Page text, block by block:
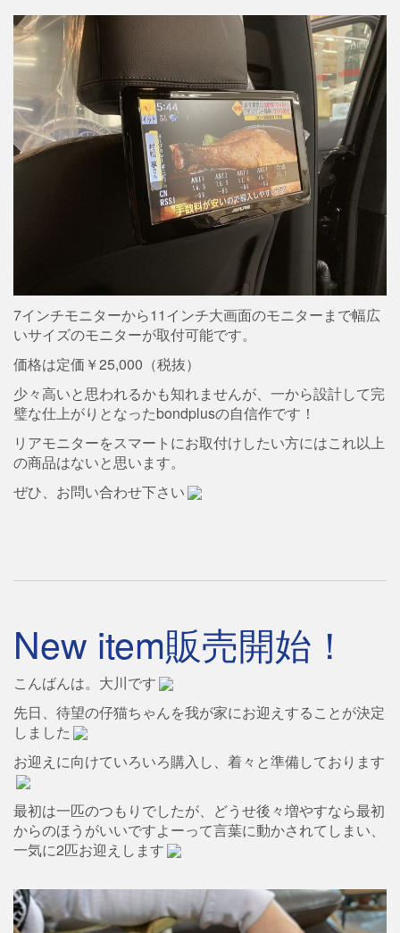
7インチモニターから11インチ大画面のモニターまで幅広
いサイズのモニターが取付可能です。
価格は定価￥25,000（税抜）
少々高いと思われるかも知れませんが、一から設計して完
璧な仕上がりとなったbondplusの自信作です！
リアモニターをスマートにお取付けしたい方にはこれ以上
の商品はないと思います。
ぜひ、お問い合わせ下さい
New item販売開始！
こんばんは。大川です
先日、待望の仔猫ちゃんを我が家にお迎えすることが決定
しました
お迎えに向けていろいろ購入し、着々と準備しております
最初は一匹のつもりでしたが、どうせ後々増やすなら最初
からのほうがいいですよーって言葉に動かされてしまい、
一気に2匹お迎えします